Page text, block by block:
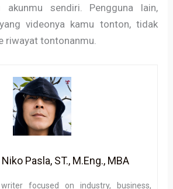
sendiri. Pengguna lain,
videonya kamu tonton, tidak
riwayat tontonanmu.
Pasla, ST., M.Eng., MBA
focused on industry, business,